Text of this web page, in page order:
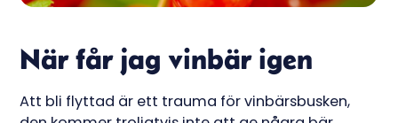
När får jag vinbär igen
Att bli flyttad är ett trauma för vinbärsbusken,